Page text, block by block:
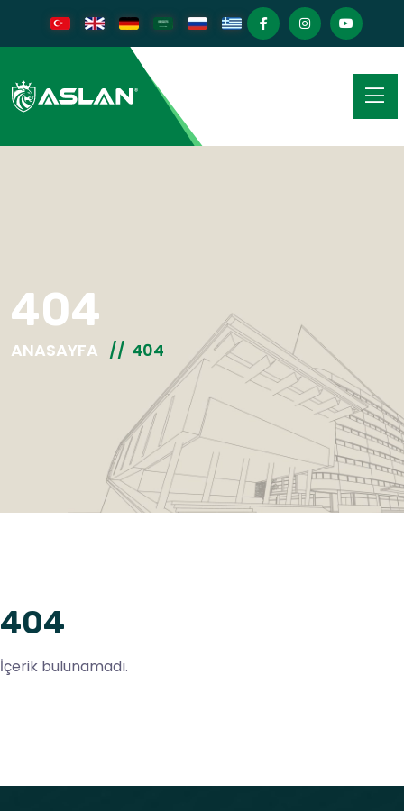
404
ANASAYFA 404
404
İçerik bulunamadı.